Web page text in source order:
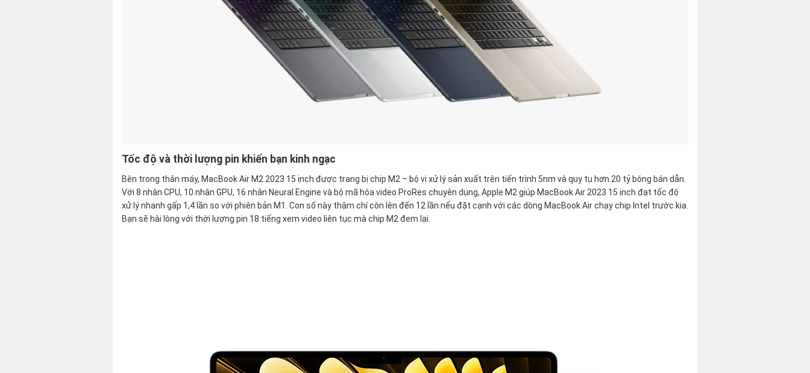
Tốc độ và thời lượng pin khiến bạn kinh ngạc
Bên trong thân máy, MacBook Air M2 2023 15 inch được trang bị chip M2 – bộ vi xử lý sản xuất trên tiến trình 5nm và quy tụ hơn 20 tỷ bóng bán dẫn.
Với 8 nhân CPU, 10 nhân GPU, 16 nhân Neural Engine và bộ mã hóa video ProRes chuyên dụng, Apple M2 giúp MacBook Air 2023 15 inch đạt tốc độ
xử lý nhanh gấp 1,4 lần so với phiên bản M1. Con số này thậm chí còn lên đến 12 lần nếu đặt cạnh với các dòng MacBook Air chạy chip Intel trước kia.
Bạn sẽ hài lòng với thời lượng pin 18 tiếng xem video liên tục mà chip M2 đem lại.